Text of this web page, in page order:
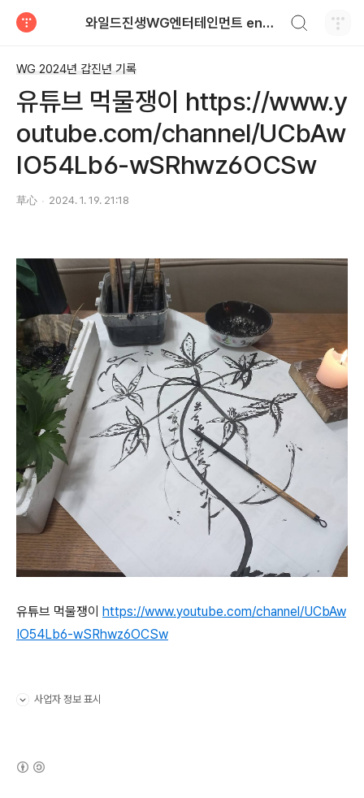
와일드진생WG엔터테인먼트 entertainment
WG 2024년 갑진년 기록
유튜브 먹물쟁이 https://www.y
outube.com/channel/UCbAw
IO54Lb6-wSRhwz6OCSw
草心 2024. 1. 19. 21:18
유튜브 먹물쟁이 https://www.youtube.com/channel/UCbAw
IO54Lb6-wSRhwz6OCSw
사업자 정보 표시